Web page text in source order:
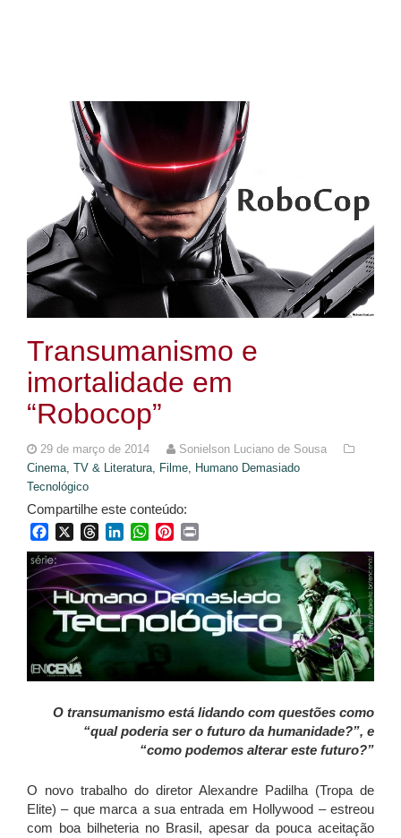
Transumanismo e
imortalidade em
“Robocop”
29 de março de 2014
Sonielson Luciano de Sousa
Cinema, TV & Literatura, Filme, Humano Demasiado
Tecnológico
Compartilhe este conteúdo:
FacebookThreadsLinkedInWhatsApp
Pinterest
O transumanismo está lidando com questões como
“qual poderia ser o futuro da humanidade?”, e
“como podemos alterar este futuro?”
O novo trabalho do diretor Alexandre Padilha (Tropa de
Elite) – que marca a sua entrada em Hollywood – estreou
com boa bilheteria no Brasil, apesar da pouca aceitação